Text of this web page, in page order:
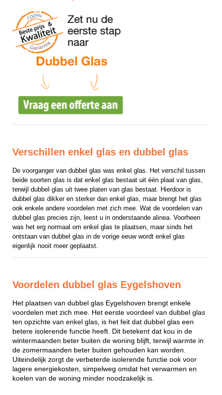
Verschillen enkel glas en dubbel glas
De voorganger van dubbel glas was enkel glas. Het verschil tussen
beide soorten glas is dat enkel glas bestaat uit één plaat van glas,
terwijl dubbel glas uit twee platen van glas bestaat. Hierdoor is
dubbel glas dikker en sterker dan enkel glas, maar brengt het glas
ook enkele andere voordelen met zich mee. Wat de voordelen van
dubbel glas precies zijn, leest u in onderstaande alinea. Voorheen
was het erg normaal om enkel glas te plaatsen, maar sinds het
ontstaan van dubbel glas in de vorige eeuw wordt enkel glas
eigenlijk nooit meer geplaatst.
Voordelen dubbel glas Eygelshoven
Het plaatsen van dubbel glas Eygelshoven brengt enkele
voordelen met zich mee. Het eerste voordeel van dubbel glas
ten opzichte van enkel glas, is het feit dat dubbel glas een
betere isolerende functie heeft. Dit betekent dat kou in de
wintermaanden beter buiten de woning blijft, terwijl warmte in
de zomermaanden beter buiten gehouden kan worden.
Uiteindelijk zorgt de verbeterde isolerende functie ook voor
lagere energiekosten, simpelweg omdat het verwarmen en
koelen van de woning minder noodzakelijk is.